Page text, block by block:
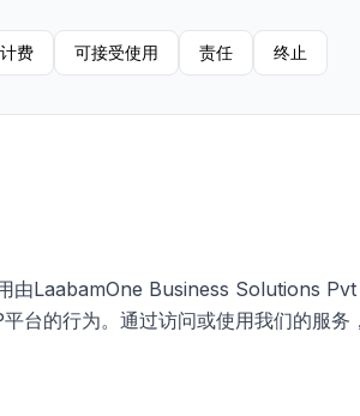
费 可接受使用 责任 终止
由LaabamOne Business Solutions
台的行为。通过访问或使用我们的服务